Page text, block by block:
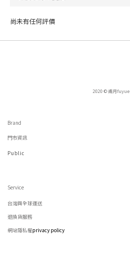
尚未有任何評價
2020 © 甫月fuyue
Brand
門市資訊
Public
Service
台灣與全球運送
退換貨服務
網站隱私權privacy policy